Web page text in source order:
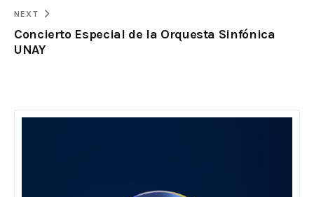
NEXT
Concierto Especial de la Orquesta Sinfónica
UNAY